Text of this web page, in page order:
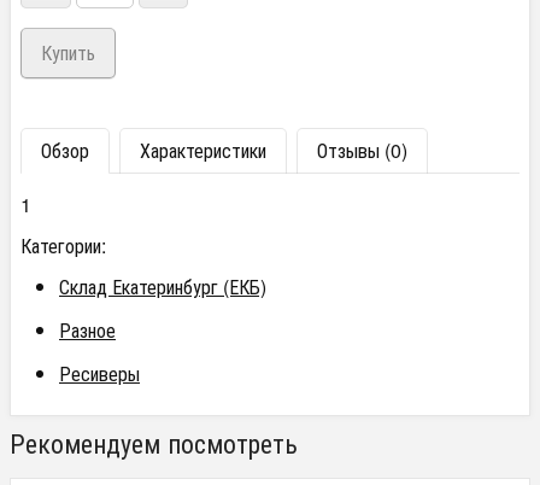
Обзор Характеристики
Отзывы (0)
1
Категории:
Склад Екатеринбург (ЕКБ)
Разное
Ресиверы
Рекомендуем посмотреть